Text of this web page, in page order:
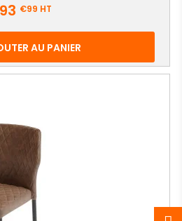
93 €99 HT
AU PANIER